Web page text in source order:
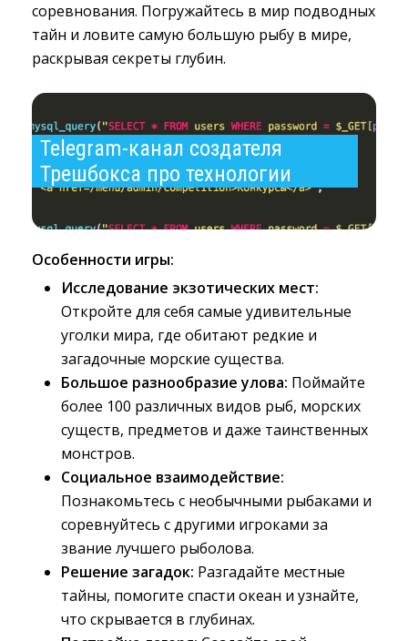
соревнования. Погружайтесь в мир подводных
тайн и ловите самую большую рыбу в мире,
раскрывая секреты глубин.
Telegram-канал создателя
Трешбокса про технологии
Особенности игры:
Исследование экзотических мест:
Откройте для себя самые удивительные
уголки мира, где обитают редкие и
загадочные морские существа.
Большое разнообразие улова: Поймайте
более 100 различных видов рыб, морских
существ, предметов и даже таинственных
монстров.
Социальное взаимодействие:
Познакомьтесь с необычными рыбаками и
соревнуйтесь с другими игроками за
звание лучшего рыболова.
Решение загадок: Разгадайте местные
тайны, помогите спасти океан и узнайте,
что скрывается в глубинах.